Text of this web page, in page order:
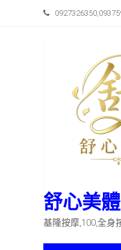
舒心美體
基隆按摩,100,全身